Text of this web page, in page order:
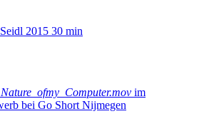
2015 30 min
im
bei Go Short Nijmegen